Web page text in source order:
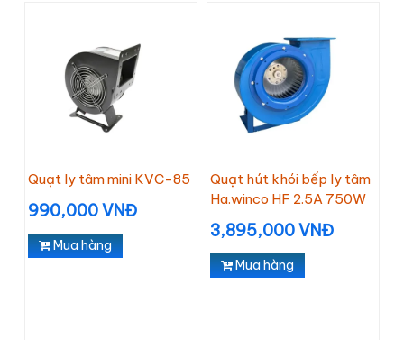
Quạt ly tâm mini KVC-85
990,000 VNĐ
Mua hàng
Quạt hút khói bếp ly tâm
Ha.winco HF 2.5A 750W
3,895,000 VNĐ
Mua hàng